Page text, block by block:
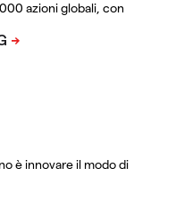
azioni globali, con
è innovare il modo di